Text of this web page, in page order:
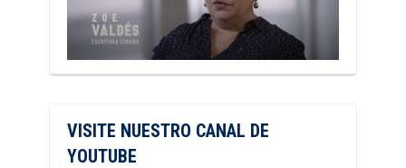
VISITE NUESTRO CANAL DE
YOUTUBE